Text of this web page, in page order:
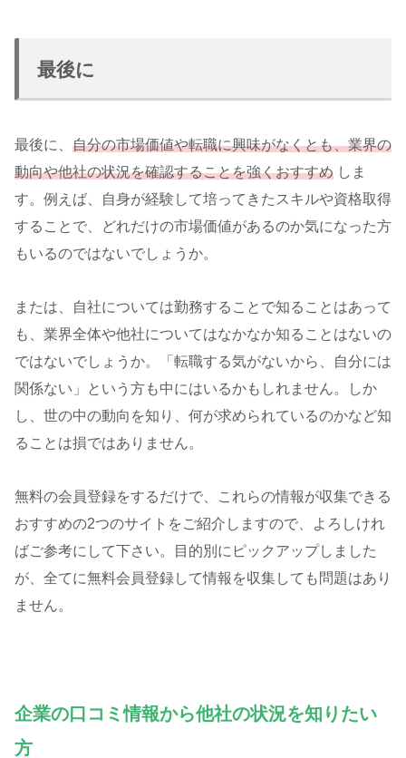
最後に
最後に、 自分の市場価値や転職に興味がなくとも、業界の
動向や他社の状況を確認することを強くおすすめ しま
す。例えば、自身が経験して培ってきたスキルや資格取得
することで、どれだけの市場価値があるのか気になった方
もいるのではないでしょうか。
または、自社については勤務することで知ることはあって
も、業界全体や他社についてはなかなか知ることはないの
ではないでしょうか。「転職する気がないから、自分には
関係ない」という方も中にはいるかもしれません。しか
し、世の中の動向を知り、何が求められているのかなど知
ることは損ではありません。
無料の会員登録をするだけで、これらの情報が収集できる
おすすめの2つのサイトをご紹介しますので、よろしけれ
ばご参考にして下さい。目的別にピックアップしました
が、全てに無料会員登録して情報を収集しても問題はあり
ません。
企業の口コミ情報から他社の状況を知りたい
方